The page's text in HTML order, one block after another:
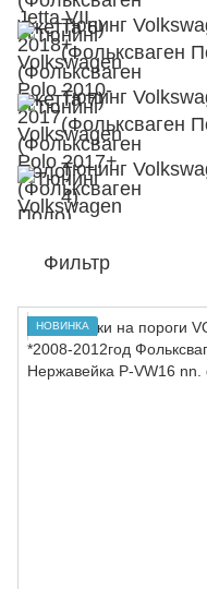
Тюнинг
(Фольксваген
Тюнинг
(Фольксваген
Тюнинг
4)
Фильтр
НОВИНКА